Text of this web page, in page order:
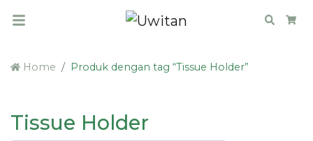
Search
Home Produk dengan tag “Tissue Holder”
Tissue Holder